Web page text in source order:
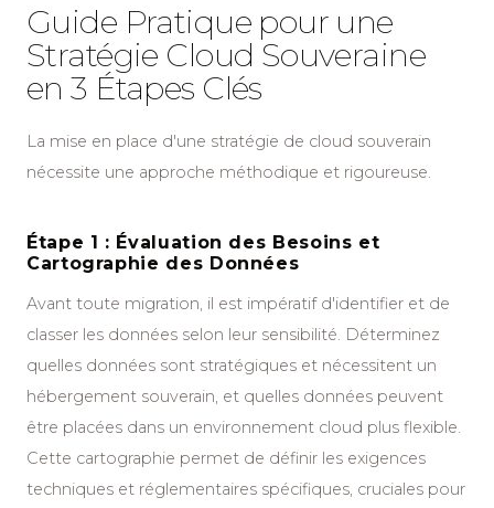
Guide Pratique pour une
Stratégie Cloud Souveraine
en 3 Étapes Clés
La mise en place d'une stratégie de cloud souverain
nécessite une approche méthodique et rigoureuse.
Étape 1 : Évaluation des Besoins et
Cartographie des Données
Avant toute migration, il est impératif d'identifier et de
classer les données selon leur sensibilité. Déterminez
quelles données sont stratégiques et nécessitent un
hébergement souverain, et quelles données peuvent
être placées dans un environnement cloud plus flexible.
Cette cartographie permet de définir les exigences
techniques et réglementaires spécifiques, cruciales pour